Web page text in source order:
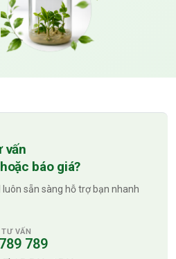
vấn
báo giá?
luôn sẵn sàng hỗ trợ bạn nhanh
VẤN
789